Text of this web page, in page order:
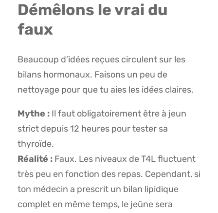
Démêlons le vrai du
faux
Beaucoup d’idées reçues circulent sur les
bilans hormonaux. Faisons un peu de
nettoyage pour que tu aies les idées claires.
Mythe : Il faut obligatoirement être à jeun
strict depuis 12 heures pour tester sa
thyroïde.
Réalité : Faux. Les niveaux de T4L fluctuent
très peu en fonction des repas. Cependant, si
ton médecin a prescrit un bilan lipidique
complet en même temps, le jeûne sera